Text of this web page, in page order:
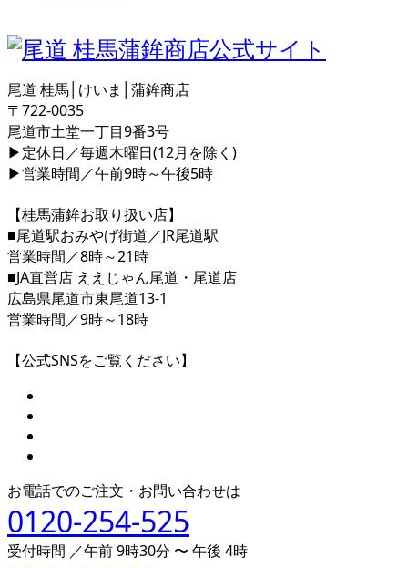
尾道 桂馬│けいま│蒲鉾商店
〒722-0035
尾道市土堂一丁目9番3号
▶定休日／毎週木曜日(12月を除く)
▶営業時間／午前9時～午後5時
【桂馬蒲鉾お取り扱い店】
■尾道駅おみやげ街道／JR尾道駅
営業時間／8時～21時
■JA直営店 ええじゃん尾道・尾道店
広島県尾道市東尾道13-1
営業時間／9時～18時
【公式SNSをご覧ください】
お電話でのご注文・お問い合わせは
0120-254-525
受付時間 ／午前 9時30分 〜 午後 4時